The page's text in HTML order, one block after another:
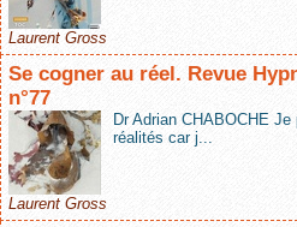
Laurent Gross
Se cogner au réel. Revue
n°77
Dr Adrian CHABOCHE
réalités car j...
Laurent Gross